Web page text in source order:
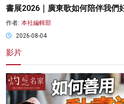
書展2026｜廣東歌如何陪伴我們
作者: 本社編輯部
2026-08-04
影片